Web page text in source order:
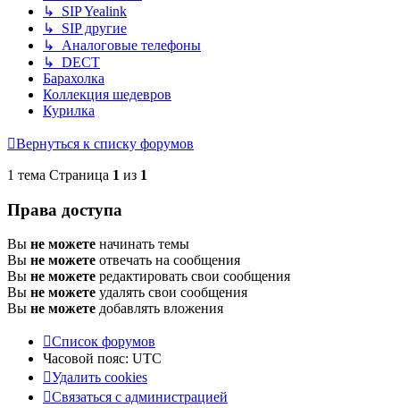
↳ SIP Yealink
↳ SIP другие
↳ Аналоговые телефоны
↳ DECT
Барахолка
Коллекция шедевров
Курилка
Вернуться к списку форумов
1 тема Страница 1 из 1
Права доступа
Вы не можете начинать темы
Вы не можете отвечать на сообщения
Вы не можете редактировать свои сообщения
Вы не можете удалять свои сообщения
Вы не можете добавлять вложения
Список форумов
Часовой пояс: UTC
Удалить cookies
Связаться с администрацией